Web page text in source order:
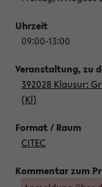
09:00-13:00
392028 Klausur:
(Kl)
CITEC